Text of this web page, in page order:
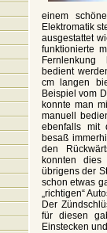
einem
Elektromatik
ausgestattet
funktionierte
Fernlenkung
bedient
cm langen
Beispiel vom
konnte man
manuell
ebenfalls mit
besaß
den
konnten
übrigens der
schon etwas
„richtigen“
Der
für diesen
Einstecken